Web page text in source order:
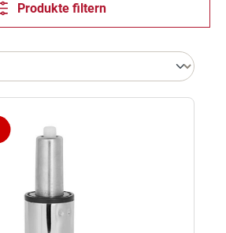
Produkte filtern